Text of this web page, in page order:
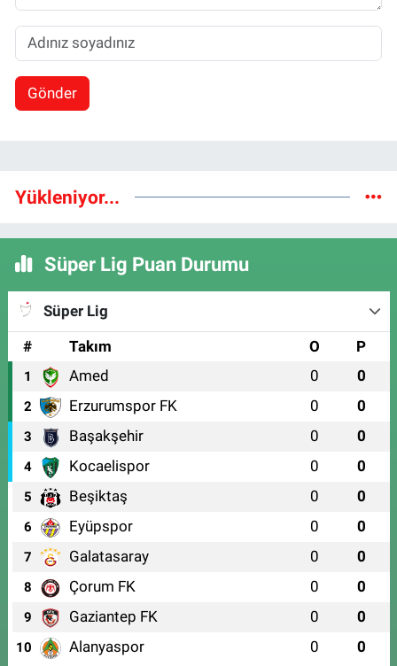
Gönder
Yükleniyor...
Süper Lig Puan Durumu
Süper Lig
#
Takım O P
1 Amed 0 0
2 Erzurumspor FK 0 0
3 Başakşehir 0 0
4 Kocaelispor 0 0
5 Beşiktaş 0 0
6 Eyüpspor 0 0
7 Galatasaray 0 0
8 Çorum FK 0 0
9 Gaziantep FK 0 0
10 Alanyaspor 0 0